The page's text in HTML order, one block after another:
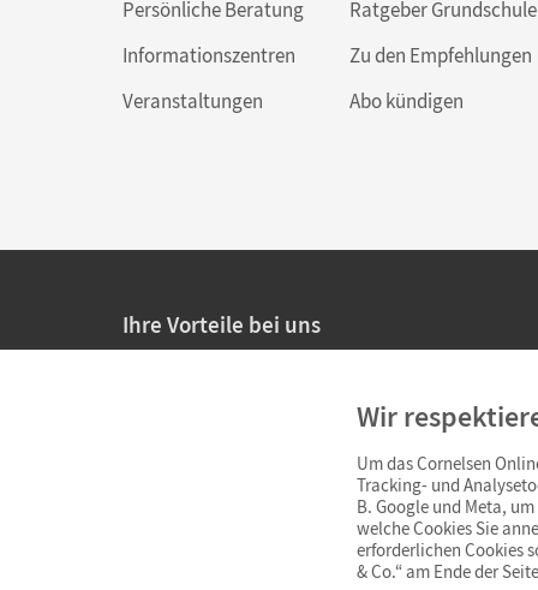
Persönliche Beratung
Informationszentren
Veranstaltungen
Ratgeber Grundschule
Zu den Empfehlungen
Abo kündigen
Ihre Vorteile bei uns
Persönliche Angebote für Lehrkräfte
Sicheres Einkaufen mit SSL-Verschlüsselung
Widerrufsfristvon 4 Wochen
Schnelle und einfache Retourenabwicklung
Wir
Um das Cornelsen
Tracking- und
B. Google und Meta,
welche Cookies Sie
erforderlichen Cookies
& Co.“ am Ende der